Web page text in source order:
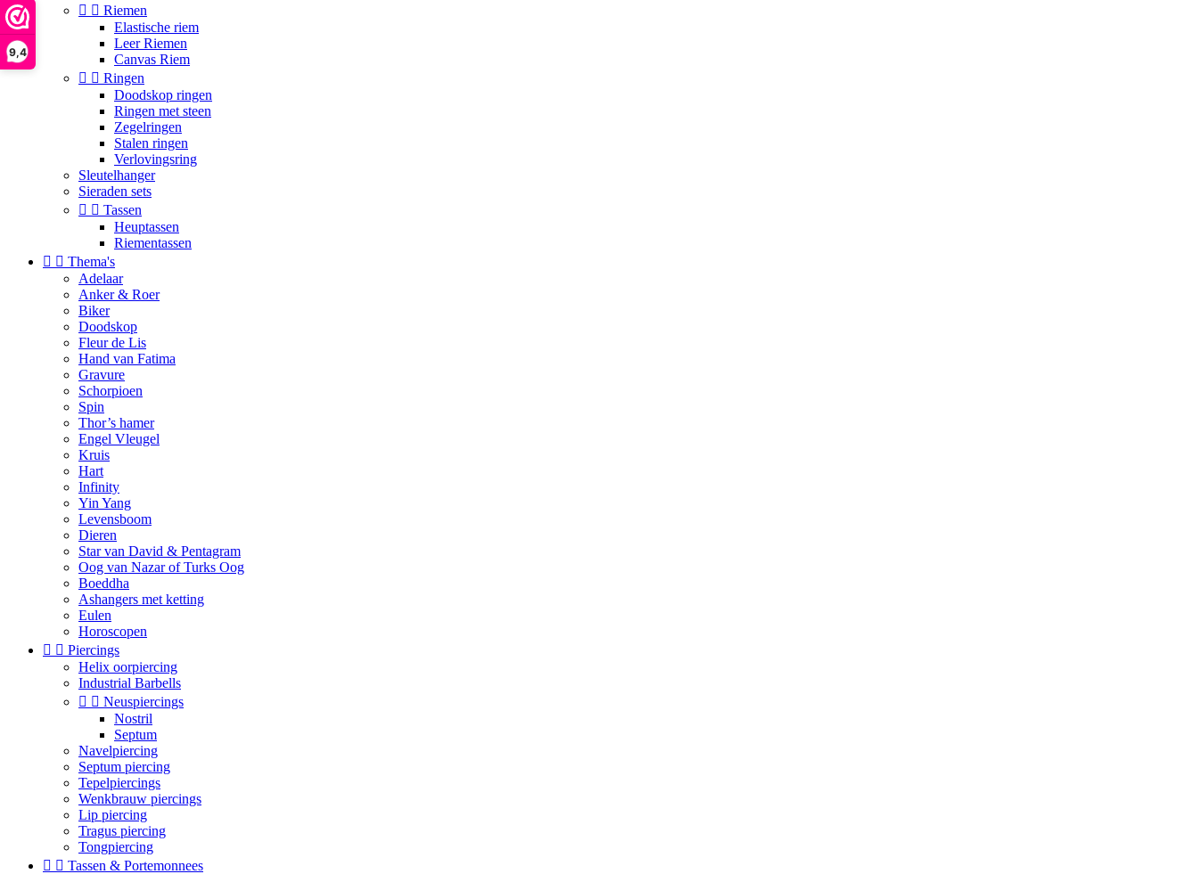
9,4
  Riemen
Elastische riem
Leer Riemen
Canvas Riem
  Ringen
Doodskop ringen
Ringen met steen
Zegelringen
Stalen ringen
Verlovingsring
Sleutelhanger
Sieraden sets
  Tassen
Heuptassen
Riementassen
  Thema's
Adelaar
Anker & Roer
Biker
Doodskop
Fleur de Lis
Hand van Fatima
Gravure
Schorpioen
Spin
Thor’s hamer
Engel Vleugel
Kruis
Hart
Infinity
Yin Yang
Levensboom
Dieren
Star van David & Pentagram
Oog van Nazar of Turks Oog
Boeddha
Ashangers met ketting
Eulen
Horoscopen
  Piercings
Helix oorpiercing
Industrial Barbells
  Neuspiercings
Nostril
Septum
Navelpiercing
Septum piercing
Tepelpiercings
Wenkbrauw piercings
Lip piercing
Tragus piercing
Tongpiercing
  Tassen & Portemonnees